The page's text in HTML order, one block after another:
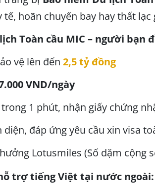
tế, hoãn chuyến bay hay thất lạc
Toàn cầu MIC – người
vệ lên đến2,5 tỷ đồng
VND/ngày
1 phút, nhận giấy chứng
diện, đáp ứng yêu cầu xin visa
Lotusmiles (Số dặm cộng
trợ tiếng Việt tại nước